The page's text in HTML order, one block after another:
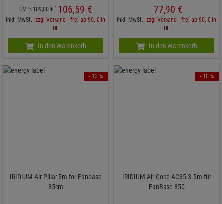
UVP: 109,00 € 1 106,59 €
inkl. MwSt. zzgl Versand - frei ab 90,-€ in
DE
In den Warenkorb
77,90 €
inkl. MwSt. zzgl Versand - frei ab 90,-€ in
DE
In den Warenkorb
IRIDIUM Air Pillar 5m for Fanbase
85cm
- 13 %
IRIDIUM Air Cone AC35 3.5m für
FanBase 850
- 10 %